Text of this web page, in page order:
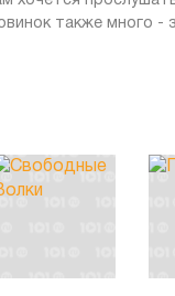
также много -